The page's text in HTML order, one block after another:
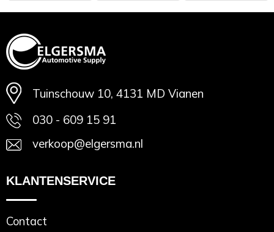
Tuinschouw 10, 4131 MD Vianen
030 - 609 15 91
verkoop@elgersma.nl
KLANTENSERVICE
Contact